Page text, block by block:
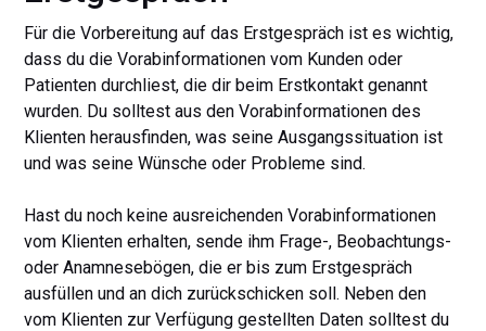
Für die Vorbereitung auf das Erstgespräch ist es wichtig,
dass du die Vorabinformationen vom Kunden oder
Patienten durchliest, die dir beim Erstkontakt genannt
wurden. Du solltest aus den Vorabinformationen des
Klienten herausfinden, was seine Ausgangssituation ist
und was seine Wünsche oder Probleme sind.
Hast du noch keine ausreichenden Vorabinformationen
vom Klienten erhalten, sende ihm Frage-, Beobachtungs-
oder Anamnesebögen, die er bis zum Erstgespräch
ausfüllen und an dich zurückschicken soll. Neben den
vom Klienten zur Verfügung gestellten Daten solltest du